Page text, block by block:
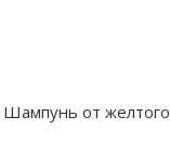
Шампунь от желтого